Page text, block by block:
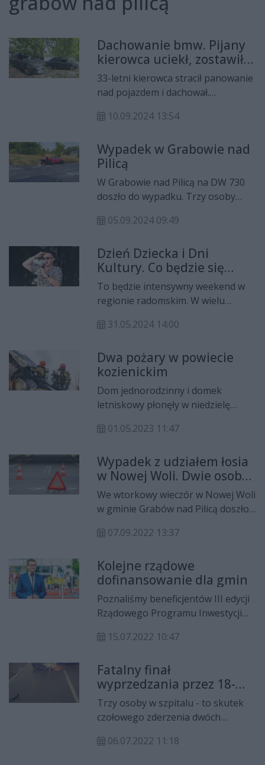
Dachowanie bmw. Pijany
kierowca uciekł, zostawił
rannego pasażera
33-letni kierowca stracił panowanie
nad pojazdem i dachował.
przygniecionego przez auto
kozienickiego był kompletnie
pijany, miał prawie trzy promile
alkoholu w organizmie.
10.09.2024 13:54
Wypadek w Grabowie nad
Pilicą
W Grabowie nad Pilicą na DW 730
doszło do wypadku. Trzy osoby
utrudnienia w ruchu.
05.09.2024 09:49
Dzień Dziecka i Dni
Kultury. Co będzie się
działo w weekend w
regionie?
To będzie intensywny weekend w
regionie radomskim. W wielu
będą imprezy z okazji Dnia Dziecka.
wydarzeń, podczas których
wystąpią znani artyści. Zobaczcie
sami!
31.05.2024 14:00
Dwa pożary w powiecie
kozienickim
Dom jednorodzinny i domek
letniskowy płonęły w niedzielę
W obu zdarzeniach nikt nie
01.05.2023 11:47
Wypadek z udziałem łosia
w Nowej Woli. Dwie osoby
w szpitalu
We wtorkowy wieczór w Nowej Woli
w gminie Grabów nad Pilicą doszło
zderzył się z łosiem, który wbiegł na
szpitala.
07.09.2022 13:37
Kolejne rządowe
dofinansowanie dla gmin
Poznaliśmy beneficjentów III edycji
Rządowego Programu Inwestycji
PGR-ów. Dofinansowanie otrzymało
15.07.2022 10:47
Fatalny finał
wyprzedzania przez 18-
latka
Trzy osoby w szpitalu - to skutek
czołowego zderzenia dwóch
Grabowa nad Pilicą. 18-latek w
06.07.2022 11:18